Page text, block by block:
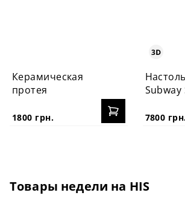
Керамическая
протея
1800 грн.
Subway
7800
Товары недели на HIS